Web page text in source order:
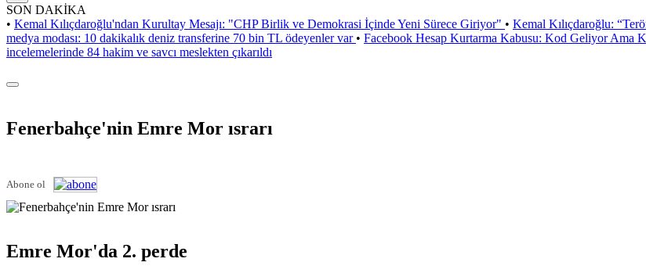
SON DAKİKA
• Kemal Kılıçdaroğlu'ndan Kurultay Mesajı: "CHP Birlik ve Demokrasi İçinde Yeni Sürece Giriyor" • Kemal Kılıçdaroğlu:
medya modası: 10 dakikalık deniz transferine 70 bin TL ödeyenler var • Facebook Hesap Kurtarma Kabusu: Kod Geliyor Ama
incelemelerinde 84 hakim ve savcı meslekten çıkarıldı
Fenerbahçe'nin Emre Mor ısrarı
Abone ol
Emre Mor'da 2. perde